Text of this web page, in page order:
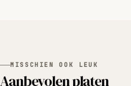
MISSCHIEN OOK LEUK
Aanbevolen platen